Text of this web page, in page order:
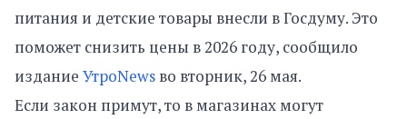
питания и детские товары внесли в Госдуму. Это
поможет снизить цены в 2026 году, сообщило
издание УтроNews во вторник, 26 мая.
Если закон примут, то в магазинах могут